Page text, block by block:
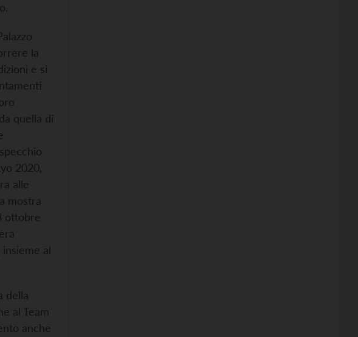
la
e si
quella di
2020,
alle
mostra
ottobre
, insieme al
della
al Team
anche